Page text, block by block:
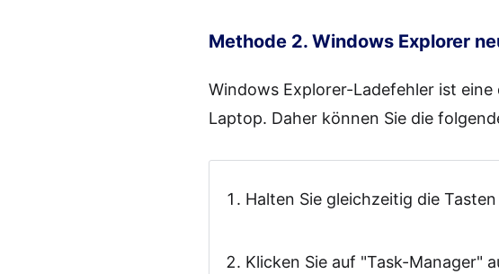
Methode 2. Windows Explorer
Windows Explorer-Ladefehler ist
Laptop. Daher können Sie die
Halten Sie gleichzeitig die
Klicken Sie auf "Task-Manager"